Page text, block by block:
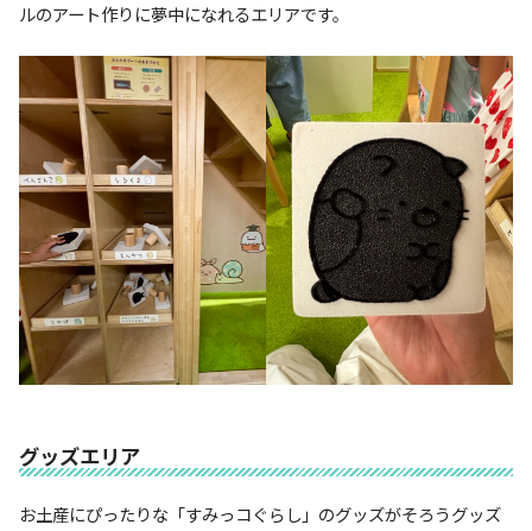
ルのアート作りに夢中になれるエリアです。
グッズエリア
お土産にぴったりな「すみっコぐらし」のグッズがそろうグッズ